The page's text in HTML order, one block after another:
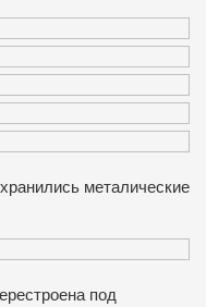
металические
под